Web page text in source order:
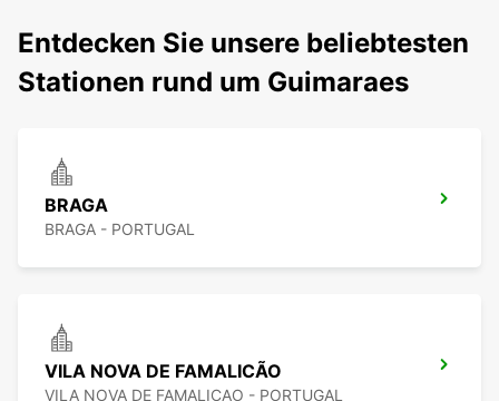
Entdecken Sie unsere beliebtesten
Stationen rund um Guimaraes
BRAGA
BRAGA - PORTUGAL
VILA NOVA DE FAMALICÃO
VILA NOVA DE FAMALICAO - PORTUGAL